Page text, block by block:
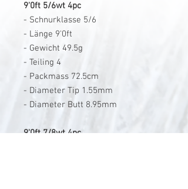
9'0ft 5/6wt 4pc
- Schnurklasse 5/6
- Länge 9'0ft
- Gewicht 49.5g
- Teiling 4
- Packmass 72.5cm
- Diameter Tip 1.55mm
- Diameter Butt 8.95mm
9'0ft 7/8wt 4pc